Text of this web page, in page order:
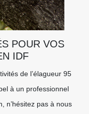
POUR VOS
IDF
de l’élagueur 95
à un professionnel
n’hésitez pas à nous